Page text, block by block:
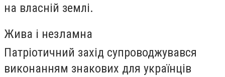
на власній землі.
Жива і незламна
Патріотичний захід супроводжувався
виконанням знакових для українців